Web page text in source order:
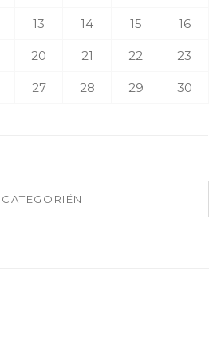
13 14 15 16
20 21 22 23
27 28 29 30
CATEGORIËN